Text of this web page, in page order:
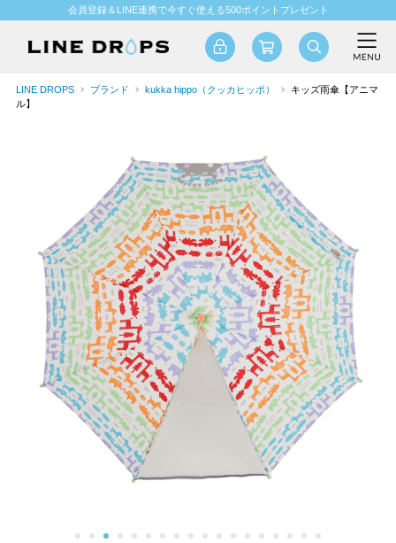
会員登録＆LINE連携で今すぐ使える500ポイントプレゼント
LINE DROPS ブランド kukka hippo（クッカヒッポ）
キッズ雨傘【アニマ
ル】